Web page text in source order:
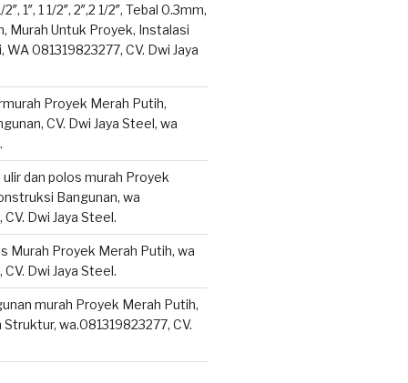
1″, 1 1/2″, 2″,2 1/2″, Tebal 0.3mm,
Murah Untuk Proyek, Instalasi
081319823277, CV. Dwi Jaya
Proyek Merah Putih,
CV. Dwi Jaya Steel, wa
ulir dan polos murah Proyek
Bangunan, wa
Dwi Jaya Steel.
Murah Proyek Merah Putih, wa
Dwi Jaya Steel.
murah Proyek Merah Putih,
wa.081319823277, CV.